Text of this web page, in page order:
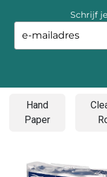
Hand
Paper
Schrijf
your
email